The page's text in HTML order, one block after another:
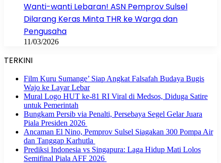
Wanti-wanti Lebaran! ASN Pemprov Sulsel
Dilarang Keras Minta THR ke Warga dan
Pengusaha
11/03/2026
TERKINI
Film Kuru Sumange’ Siap Angkat Falsafah Budaya Bugis
Wajo ke Layar Lebar
Mural Logo HUT ke-81 RI Viral di Medsos, Diduga Satire
untuk Pemerintah
Bungkam Persib via Penalti, Persebaya Segel Gelar Juara
Piala Presiden 2026
Ancaman El Nino, Pemprov Sulsel Siagakan 300 Pompa Air
dan Tanggap Karhutla
Prediksi Indonesia vs Singapura: Laga Hidup Mati Lolos
Semifinal Piala AFF 2026